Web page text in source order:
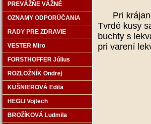
PREVÁŽŇE VÁŽNÉ
OZNAMY ODPORÚČANIA
RADY PRE ZDRAVIE
VESTER Miro
FORSTHOFFER Július
ROZLOŽNÍK Ondrej
KUŠNIEROVÁ Edita
HEGLI Vojtech
BROŽÍKOVÁ Ludmila
Pri krájaní
Tvrdé kusy
buchty s
pri varení